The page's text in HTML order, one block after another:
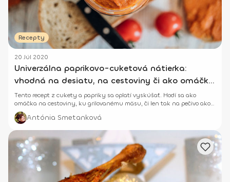
Recepty
20 Júl 2020
Univerzálna paprikovo-cuketová nátierka:
vhodná na desiatu, na cestoviny či ako omáčka
k mäsu
Tento recept z cukety a papriky sa oplatí vyskúšať. Hodí sa ako
omáčka na cestoviny, ku grilovanému mäsu, či len tak na pečivo ako
zdravá nátierka.
Antónia Smetanková